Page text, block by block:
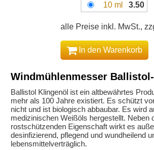
10 ml
3.50
alle Preise inkl. MwSt.,
In den Warenkorb
Windmühlenmesser Ballistol-
Ballistol Klingenöl ist ein altbewährtes
mehr als 100 Jahre existiert. Es schützt
nicht und ist biologisch abbaubar. Es wird
medizinischen Weißöls hergestellt. Neben
rostschützenden Eigenschaft wirkt es
desinfizierend, pflegend und wundheilend
lebensmittelverträglich.